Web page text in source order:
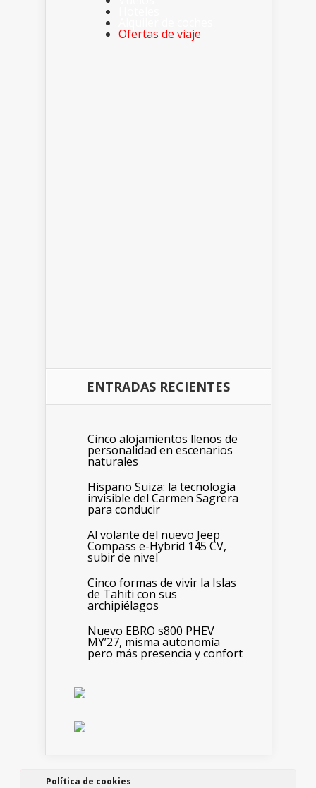
Ofertas de viaje
ENTRADAS RECIENTES
Cinco alojamientos llenos de
personalidad en escenarios
naturales
Hispano Suiza: la tecnología
invisible del Carmen Sagrera
para conducir
Al volante del nuevo Jeep
Compass e-Hybrid 145 CV,
subir de nivel
Cinco formas de vivir la Islas
de Tahiti con sus
archipiélagos
Nuevo EBRO s800 PHEV
MY’27, misma autonomía
pero más presencia y confort
Política de cookies